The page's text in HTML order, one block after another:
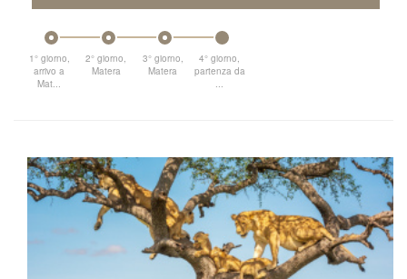
1° giorno,
arrivo a
Mat...
2° giorno,
Matera
3° giorno,
Matera
4° giorno,
partenza da
...